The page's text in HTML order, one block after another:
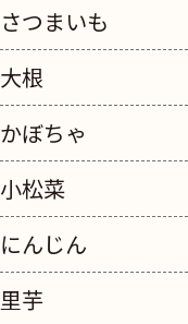
さつまいも
大根
かぼちゃ
小松菜
にんじん
里芋